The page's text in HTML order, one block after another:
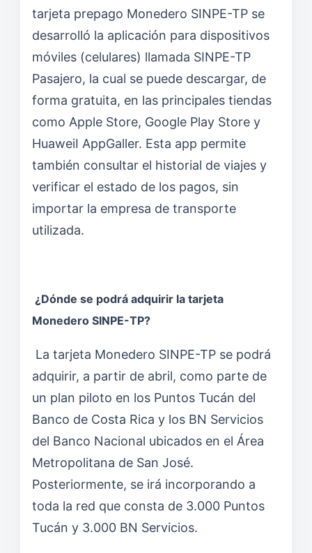
tarjeta prepago Monedero SINPE-TP se
desarrolló la aplicación para dispositivos
móviles (celulares) llamada SINPE-TP
Pasajero, la cual se puede descargar, de
forma gratuita, en las principales tiendas
como Apple Store, Google Play Store y
HuaweiI AppGaller. Esta app permite
también consultar el historial de viajes y
verificar el estado de los pagos, sin
importar la empresa de transporte
utilizada.
¿Dónde se podrá adquirir la tarjeta
Monedero SINPE-TP?
La tarjeta Monedero SINPE-TP se podrá
adquirir, a partir de abril, como parte de
un plan piloto en los Puntos Tucán del
Banco de Costa Rica y los BN Servicios
del Banco Nacional ubicados en el Área
Metropolitana de San José.
Posteriormente, se irá incorporando a
toda la red que consta de 3.000 Puntos
Tucán y 3.000 BN Servicios.